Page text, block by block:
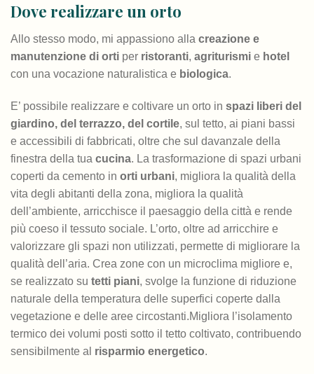
Dove realizzare un orto
Allo stesso modo, mi appassiono alla creazione e
manutenzione di orti per ristoranti, agriturismi e hotel
con una vocazione naturalistica e biologica.
E’ possibile realizzare e coltivare un orto in spazi liberi del
giardino, del terrazzo, del cortile, sul tetto, ai piani bassi
e accessibili di fabbricati, oltre che sul davanzale della
finestra della tua cucina. La trasformazione di spazi urbani
coperti da cemento in orti urbani, migliora la qualità della
vita degli abitanti della zona, migliora la qualità
dell’ambiente, arricchisce il paesaggio della città e rende
più coeso il tessuto sociale. L’orto, oltre ad arricchire e
valorizzare gli spazi non utilizzati, permette di migliorare la
qualità dell’aria. Crea zone con un microclima migliore e,
se realizzato su tetti piani, svolge la funzione di riduzione
naturale della temperatura delle superfici coperte dalla
vegetazione e delle aree circostanti.Migliora l’isolamento
termico dei volumi posti sotto il tetto coltivato, contribuendo
sensibilmente al risparmio energetico.